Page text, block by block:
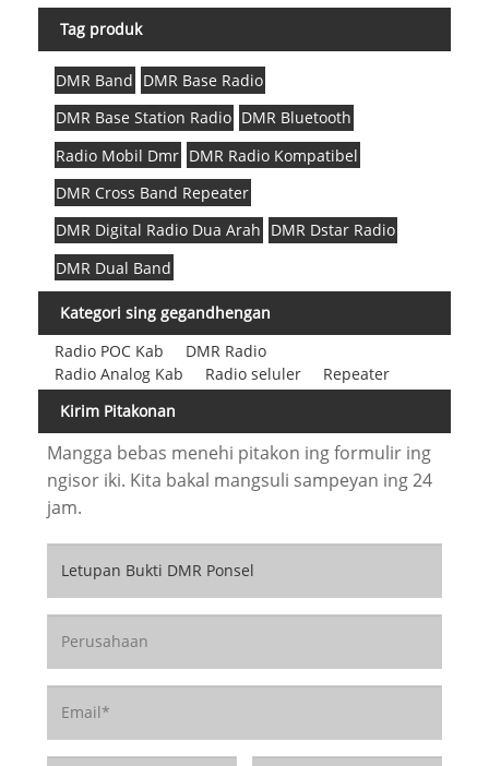
Tag produk
DMR Band DMR Base Radio
DMR Base Station Radio DMR Bluetooth
Radio Mobil Dmr DMR Radio Kompatibel
DMR Cross Band Repeater
DMR Digital Radio Dua Arah DMR Dstar Radio
DMR Dual Band
Kategori sing gegandhengan
Radio POC Kab
DMR Radio
Radio Analog Kab
Radio seluler
Repeater
Kirim Pitakonan
Mangga bebas menehi pitakon ing formulir ing
ngisor iki. Kita bakal mangsuli sampeyan ing 24
jam.